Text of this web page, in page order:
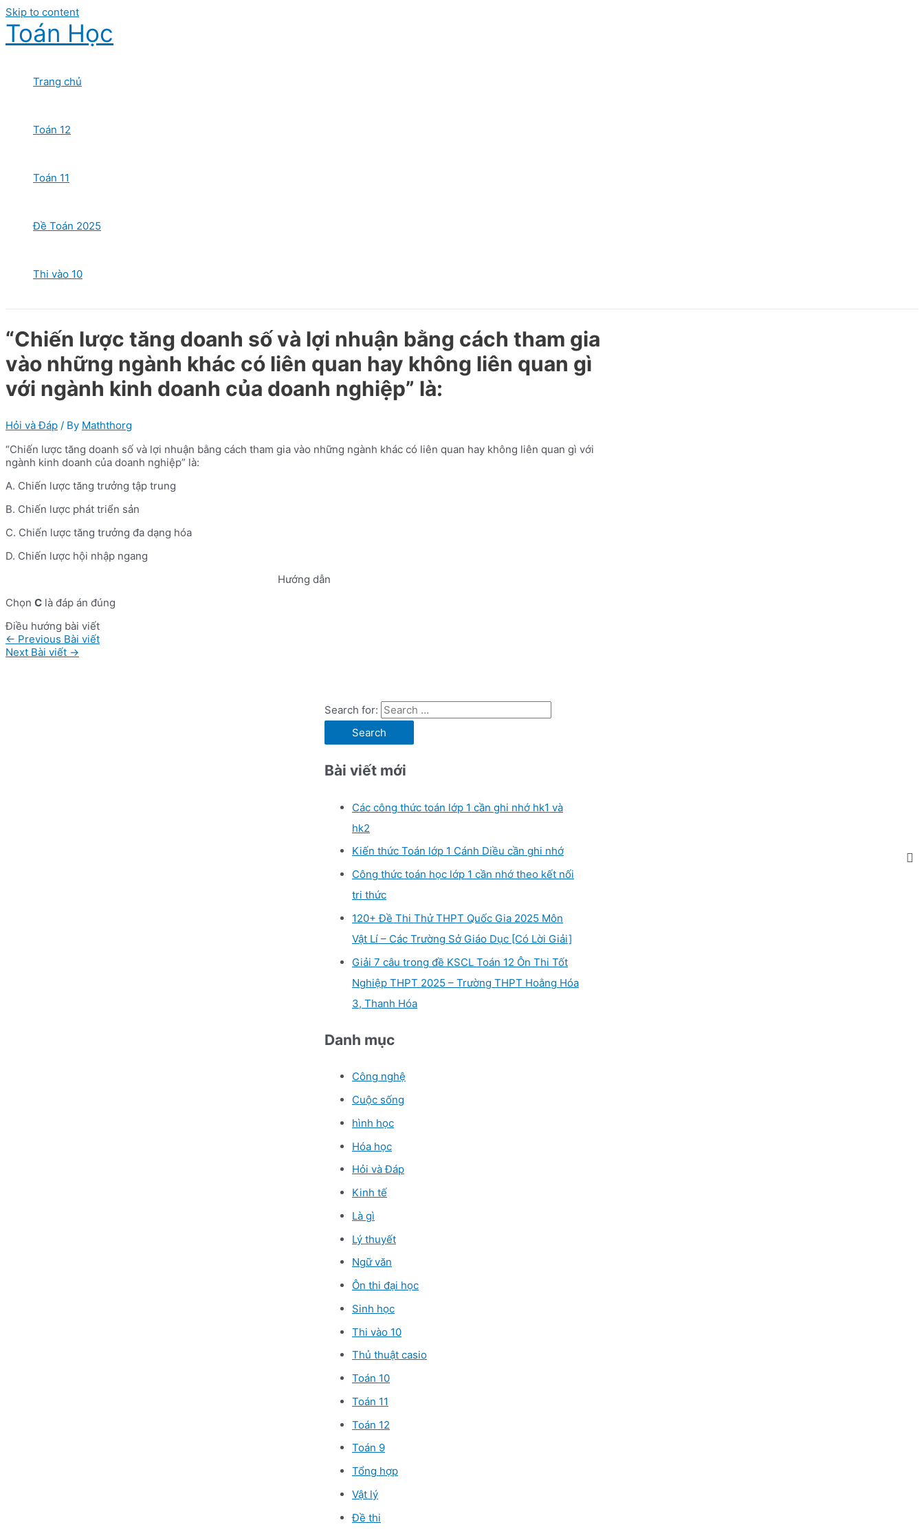
Skip to content
Toán Học
Trang chủ
Toán 12
Toán 11
Đề Toán 2025
Thi vào 10
“Chiến lược tăng doanh số và lợi nhuận bằng cách tham gia
vào những ngành khác có liên quan hay không liên quan gì
với ngành kinh doanh của doanh nghiệp” là:
Hỏi và Đáp / By Maththorg
“Chiến lược tăng doanh số và lợi nhuận bằng cách tham gia vào những ngành khác có liên quan hay không liên quan gì với
ngành kinh doanh của doanh nghiệp” là:
A. Chiến lược tăng trưởng tập trung
B. Chiến lược phát triển sản
C. Chiến lược tăng trưởng đa dạng hóa
D. Chiến lược hội nhập ngang
Hướng dẫn
Chọn C là đáp án đúng
Điều hướng bài viết
← Previous Bài viết
Next Bài viết →
Search for:
Bài viết mới
Các công thức toán lớp 1 cần ghi nhớ hk1 và
hk2
Kiến thức Toán lớp 1 Cánh Diều cần ghi nhớ
Công thức toán học lớp 1 cần nhớ theo kết nối
tri thức
120+ Đề Thi Thử THPT Quốc Gia 2025 Môn
Vật Lí – Các Trường Sở Giáo Dục [Có Lời Giải]
Giải 7 câu trong đề KSCL Toán 12 Ôn Thi Tốt
Nghiệp THPT 2025 – Trường THPT Hoằng Hóa
3, Thanh Hóa
Danh mục
Công nghệ
Cuộc sống
hình học
Hóa học
Hỏi và Đáp
Kinh tế
Là gì
Lý thuyết
Ngữ văn
Ôn thi đại học
Sinh học
Thi vào 10
Thủ thuật casio
Toán 10
Toán 11
Toán 12
Toán 9
Tổng hợp
Vật lý
Đề thi